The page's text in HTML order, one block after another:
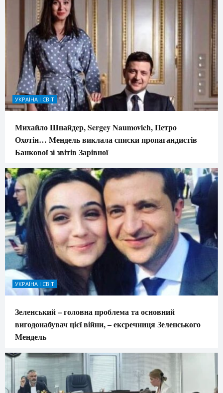
УКРАЇНА І СВІТ
Михайло Шнайдер, Sergey Naumovich, Петро
Охотін… Мендель виклала списки пропагандистів
Банкової зі звітів Зарівної
УКРАЇНА І СВІТ
Зеленський – головна проблема та основний
вигодонабувач цієї війни, – ексречниця Зеленського
Мендель